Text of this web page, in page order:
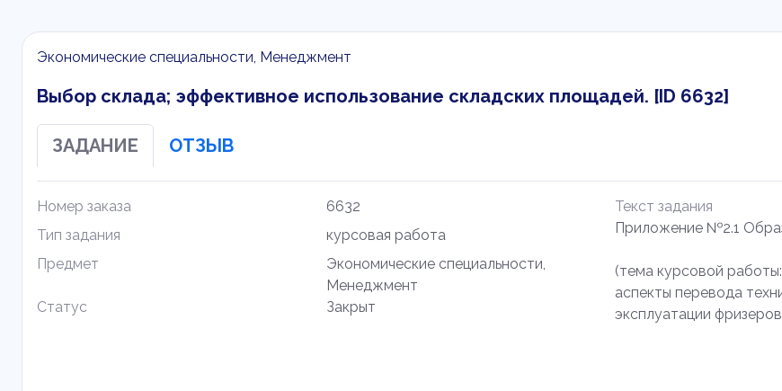
Экономические специальности, Менеджмент
Выбор склада; эффективное использование складских площадей. [ID 6632]
ЗАДАНИЕ ОТЗЫВ
Номер заказа
6632
Тип задания
курсовая работа
Предмет
Экономические специальности,
Менеджмент
Статус
Закрыт
Текст задания
Приложение №2.1
(тема курсовой
аспекты перевода
эксплуатации